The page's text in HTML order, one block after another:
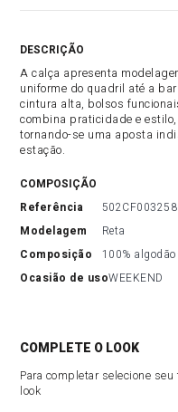
A calça apresenta
uniforme do quadril até a
cintura alta, bolsos
combina praticidade e estilo,
tornando-se uma aposta
estação.
COMPOSIÇÃO
referência
502CF003258
modelagem
Reta
composição
100% algodão
ocasião de usoWEEKEND
COMPLETE O LOOK
Para completar selecione
look